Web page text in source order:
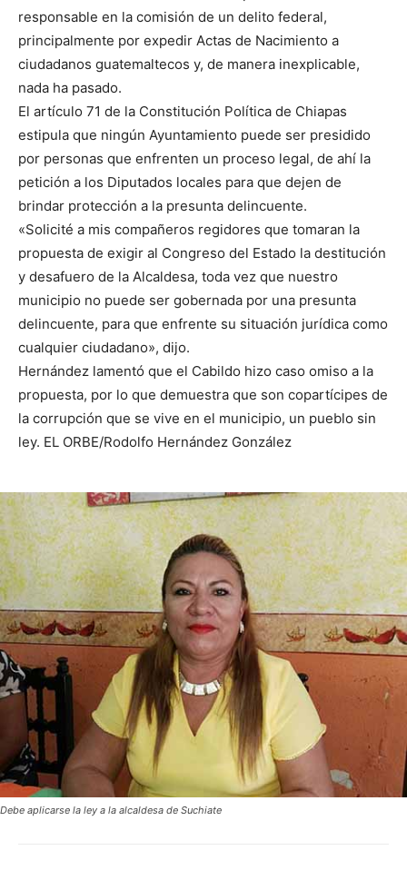
responsable en la comisión de un delito federal,
principalmente por expedir Actas de Nacimiento a
ciudadanos guatemaltecos y, de manera inexplicable,
nada ha pasado.
El artículo 71 de la Constitución Política de Chiapas
estipula que ningún Ayuntamiento puede ser presidido
por personas que enfrenten un proceso legal, de ahí la
petición a los Diputados locales para que dejen de
brindar protección a la presunta delincuente.
«Solicité a mis compañeros regidores que tomaran la
propuesta de exigir al Congreso del Estado la destitución
y desafuero de la Alcaldesa, toda vez que nuestro
municipio no puede ser gobernada por una presunta
delincuente, para que enfrente su situación jurídica como
cualquier ciudadano», dijo.
Hernández lamentó que el Cabildo hizo caso omiso a la
propuesta, por lo que demuestra que son copartícipes de
la corrupción que se vive en el municipio, un pueblo sin
ley. EL ORBE/Rodolfo Hernández González
Debe aplicarse la ley a la alcaldesa de Suchiate